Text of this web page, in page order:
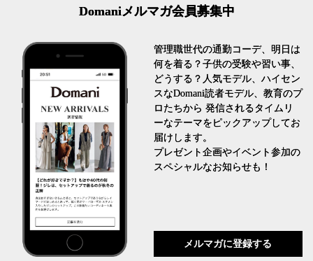
Domaniメルマガ会員募集中
管理職世代の通勤コーデ、明日は
何を着る？子供の受験や習い事、
どうする？人気モデル、ハイセン
スなDomani読者モデル、教育のプ
ロたちから 発信されるタイムリ
ーなテーマをピックアップしてお
届けします。
プレゼント企画やイベント参加の
スペシャルなお知らせも！
メルマガに登録する